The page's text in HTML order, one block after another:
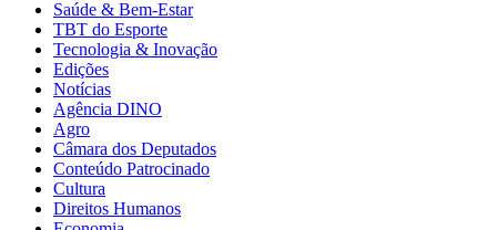
Saúde & Bem-Estar
TBT do Esporte
Tecnologia & Inovação
Edições
Notícias
Agência DINO
Agro
Câmara dos Deputados
Conteúdo Patrocinado
Cultura
Direitos Humanos